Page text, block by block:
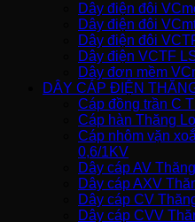
Dây điện đôi
Dây điện đôi
Dây điện đôi
Dây điện VCTF
Dây đơn mềm
DÂY CÁP ĐIỆN
Cáp đồng trần C
Cáp hàn Thăng
Cáp nhôm vặn
0,6/1KV
Dây cáp AV
Dây cáp AXV
Dây cáp CV
Dây cáp CVV